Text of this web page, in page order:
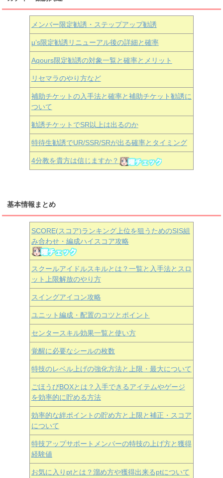
メンバー限定勧誘・ステップアップ勧誘
μ’s限定勧誘リニューアル後の詳細と確率
Aqours限定勧誘の対象一覧と確率とメリット
リセマラのやり方など
補助チケットの入手法と確率と補助チケット勧誘に
ついて
勧誘チケットでSR以上は出るのか
特待生勧誘でUR/SSR/SRが出る確率とタイミング
4分教を貴方は信じますか？
基本情報まとめ
SCORE(スコア)ランキング上位を狙うためのSIS組
み合わせ・編成ハイスコア攻略
スクールアイドルスキルとは？一覧と入手法とスロ
ット上限解放のやり方
スイングアイコン攻略
ユニット編成・配置のコツとポイント
センタースキル効果一覧と使い方
覚醒に必要なシールの枚数
特技のレベル上げの強化方法と上限・最大について
ごほうびBOXとは？入手できるアイテムやゲージ
を効率的に貯める方法
効率的な絆ポイントの貯め方と上限と補正・スコア
について
特技アップサポートメンバーの特技の上げ方と獲得
経験値
お気に入りptとは？溜め方や獲得出来るptについて